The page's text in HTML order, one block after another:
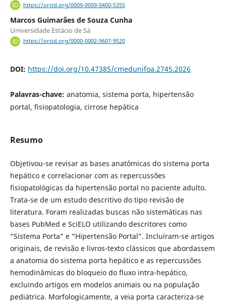
https://orcid.org/0009-0009-0400-5355
Marcos Guimarães de Souza Cunha
Universidade Estácio de Sá
https://orcid.org/0000-0002-9607-9520
DOI: https://doi.org/10.47385/cmedunifoa.2745.2026
Palavras-chave: anatomia, sistema porta, hipertensão
portal, fisiopatologia, cirrose hepática
Resumo
Objetivou-se revisar as bases anatômicas do sistema porta
hepático e correlacionar com as repercussões
fisiopatológicas da hipertensão portal no paciente adulto.
Trata-se de um estudo descritivo do tipo revisão de
literatura. Foram realizadas buscas não sistemáticas nas
bases PubMed e SciELO utilizando descritores como
“Sistema Porta” e “Hipertensão Portal”. Incluíram-se artigos
originais, de revisão e livros-texto clássicos que abordassem
a anatomia do sistema porta hepático e as repercussões
hemodinâmicas do bloqueio do fluxo intra-hepático,
excluindo artigos em modelos animais ou na população
pediátrica. Morfologicamente, a veia porta caracteriza-se